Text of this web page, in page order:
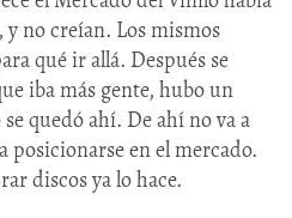
y no creían. Los mismos
qué ir allá. Después se
iba más gente, hubo un
quedó ahí. De ahí no va a
posicionarse en el mercado.
discos ya lo hace.